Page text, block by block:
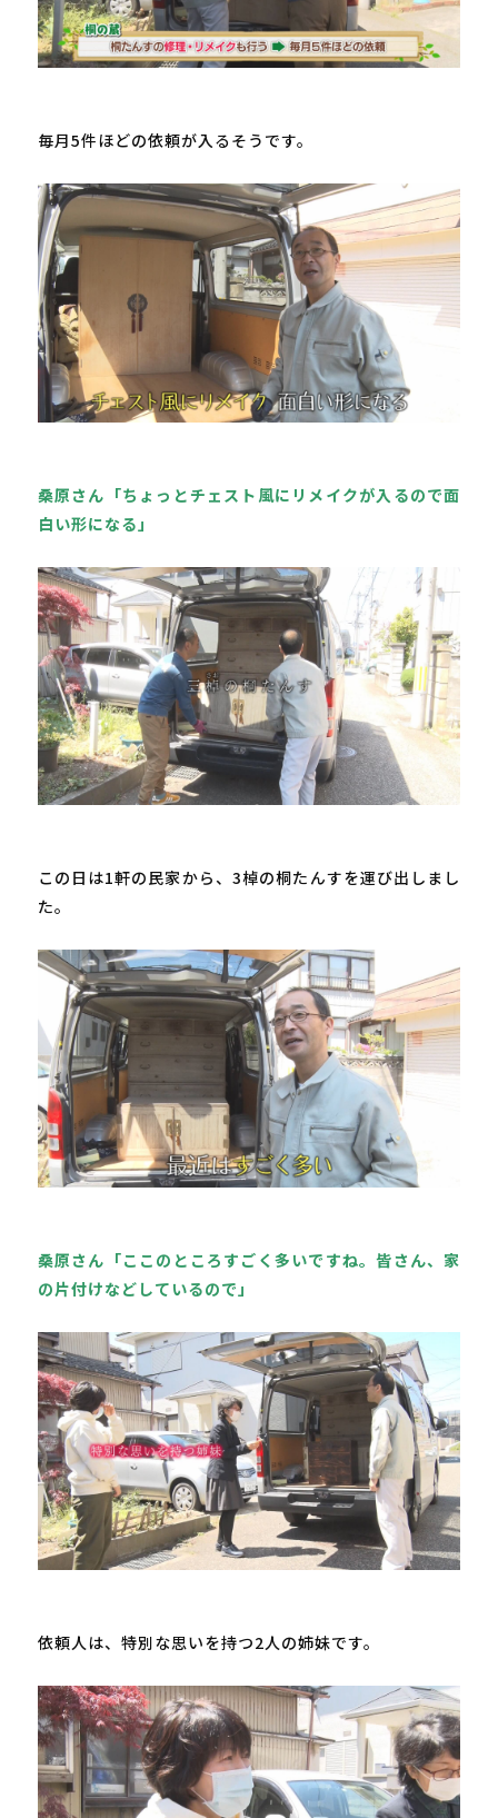
毎月5件ほどの依頼が入るそうです。
桑原さん「ちょっとチェスト風にリメイクが入るので面
白い形になる」
この日は1軒の民家から、3棹の桐たんすを運び出しまし
た。
桑原さん「ここのところすごく多いですね。皆さん、家
の片付けなどしているので」
依頼人は、特別な思いを持つ2人の姉妹です。